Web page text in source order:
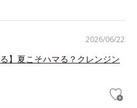
2026/06/22
る】夏こそハマる？クレンジン